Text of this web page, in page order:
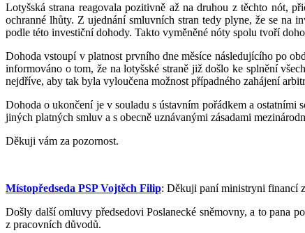
Lotyšská strana reagovala pozitivně až na druhou z těchto nót,
ochranné lhůty. Z ujednání smluvních stran tedy plyne, že se na
podle této investiční dohody. Takto vyměněné nóty spolu tvoří
Dohoda vstoupí v platnost prvního dne měsíce následujícího po
informováno o tom, že na lotyšské straně již došlo ke splnění
nejdříve, aby tak byla vyloučena možnost případného zahájení
Dohoda o ukončení je v souladu s ústavním pořádkem a
jiných platných smluv a s obecně uznávanými zásadami
Děkuji vám za pozornost.
Místopředseda PSP Vojtěch Filip: Děkuji paní ministryni financí
Došly další omluvy předsedovi Poslanecké sněmovny, a to pana
z pracovních důvodů.